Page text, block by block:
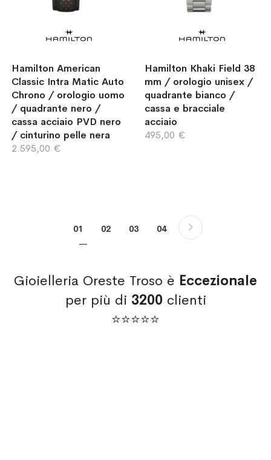
Hamilton American
Classic Intra Matic Auto
Chrono / orologio uomo
/ quadrante nero /
cassa acciaio PVD nero
/ cinturino pelle nera
2.595,00 €
Hamilton Khaki Field 38
mm / orologio unisex /
quadrante bianco /
cassa e bracciale
acciaio
495,00 €
Attualmente stai leggendo la pagina
01 Pagina
02 Pagina
03 Pagina
04 Pagina
Successivo
Gioielleria Oreste Troso è Eccezionale
per più di 3200clienti
⭐⭐⭐⭐⭐